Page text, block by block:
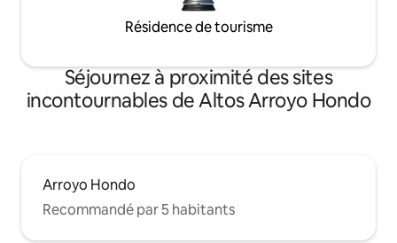
Résidence de tourisme
Séjournez à proximité des sites
incontournables de Altos Arroyo Hondo
Arroyo Hondo
Recommandé par 5 habitants